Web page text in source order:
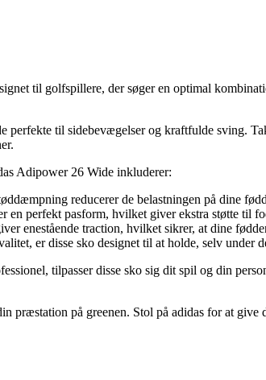
til golfspillere, der søger en optimal
perfekte til sidebevægelser og kraftfulde sving.
Adipower 26 Wide inkluderer:
reducerer de belastningen på dine
en perfekt pasform, hvilket giver ekstra støtte til
enestående traction, hvilket sikrer, at dine
er disse sko designet til at holde, selv under
tilpasser disse sko sig dit spil og din
præstation på greenen. Stol på adidas for at give